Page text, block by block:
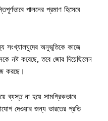
পালনের প্রমাণ হিসেবে
সংখ্যালঘুদের অনুভূতিকে কাজে
নষ্ট করেছে, তবে জোর দিয়েছিলেন
করছে।
ব্যস্ত না হয়ে সামগ্রিকভাবে
দেওয়ার জন্য ভারতের প্রতি